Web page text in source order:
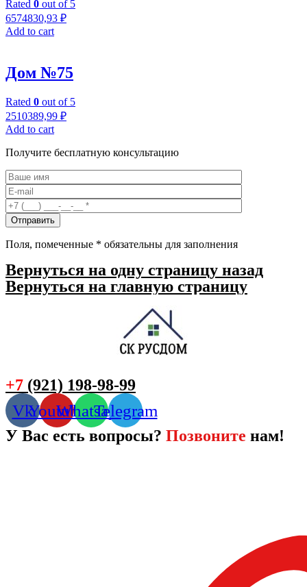
Rated 0 out of 5
6574830,93 ₽
Add to cart
Дом №75
Rated 0 out of 5
2510389,99 ₽
Add to cart
Получите бесплатную консультацию
Поля, помеченные * обязательны для заполнения
Вернуться на одну страницу назад
Вернуться на главную страницу
+7 (921) 198-98-99
VkYoutubeWhatsappTelegram
У Вас есть вопросы? Позвоните нам!